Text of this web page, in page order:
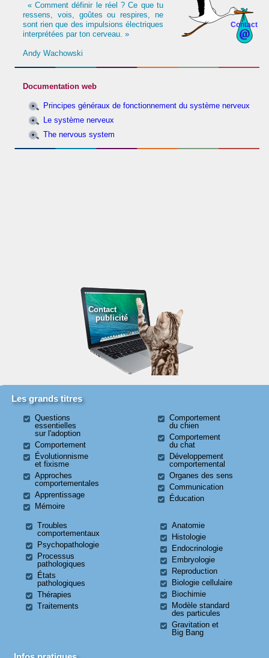
Contact
« Comment définir le réel ? Ce que tu
ressens, vois, goûtes ou respires, ne
sont rien que des impulsions électriques
interprétées par ton cerveau. »
Andy Wachowski
Documentation web
Principes généraux de fonctionnement du système nerveux
Le système nerveux
The nervous system
Contact
publicité
Les grands titres
Questions
essentielles
sur l'adoption
Comportement
Évolutionnisme
et fixisme
Approches
comportementales
Apprentissage
Mémoire
Comportement
du chien
Comportement
du chat
Développement
comportemental
Organes des sens
Communication
Éducation
Troubles
comportementaux
Psychopathologie
Processus
pathologiques
États
pathologiques
Thérapies
Traitements
Anatomie
Histologie
Endocrinologie
Embryologie
Reproduction
Biologie cellulaire
Biochimie
Modèle standard
des particules
Gravitation et
Big Bang